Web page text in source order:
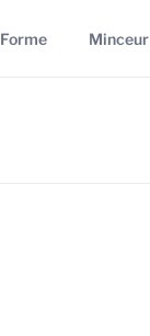
Forme Minceur